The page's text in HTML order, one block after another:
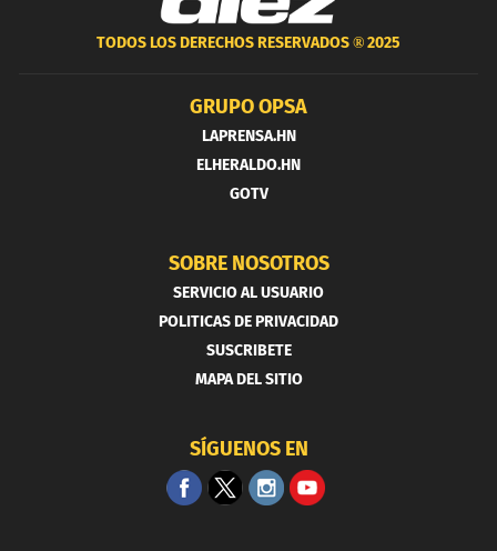
TODOS LOS DERECHOS RESERVADOS ®2025
GRUPO OPSA
LAPRENSA.HN
ELHERALDO.HN
GOTV
SOBRE NOSOTROS
SERVICIO AL USUARIO
POLITICAS DE PRIVACIDAD
SUSCRIBETE
MAPA DEL SITIO
SÍGUENOS EN